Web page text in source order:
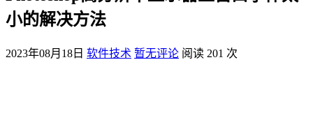
小的解决方法
2023年08月18日 软件技术 暂无评论 阅读 201 次